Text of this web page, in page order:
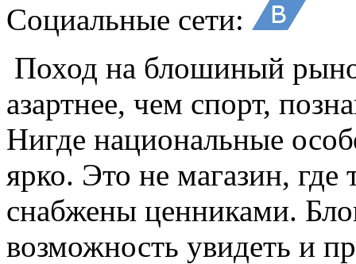
Социальные сети:
Поход на блошиный
азартнее, чем спорт,
Нигде национальные
ярко. Это не магазин,
снабжены ценниками.
возможность увидеть и